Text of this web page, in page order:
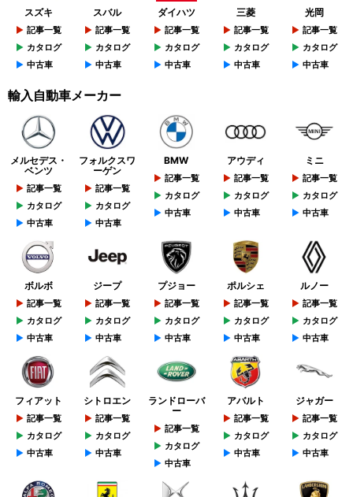
スズキ
記事一覧
カタログ
中古車
スバル
記事一覧
カタログ
中古車
ダイハツ
記事一覧
カタログ
中古車
三菱
記事一覧
カタログ
中古車
光岡
記事一覧
カタログ
中古車
輸入自動車メーカー
メルセデス・
ベンツ
記事一覧
カタログ
中古車
フォルクスワ
ーゲン
記事一覧
カタログ
中古車
BMW
記事一覧
カタログ
中古車
アウディ
記事一覧
カタログ
中古車
ミニ
記事一覧
カタログ
中古車
ボルボ
記事一覧
カタログ
中古車
ジープ
記事一覧
カタログ
中古車
プジョー
記事一覧
カタログ
中古車
ポルシェ
記事一覧
カタログ
中古車
ルノー
記事一覧
カタログ
中古車
フィアット
記事一覧
カタログ
中古車
シトロエン
記事一覧
カタログ
中古車
ランドローバ
ー
記事一覧
カタログ
中古車
アバルト
記事一覧
カタログ
中古車
ジャガー
記事一覧
カタログ
中古車